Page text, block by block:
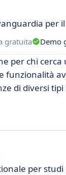
per
gratuita Demo
per chi
di diversi
per